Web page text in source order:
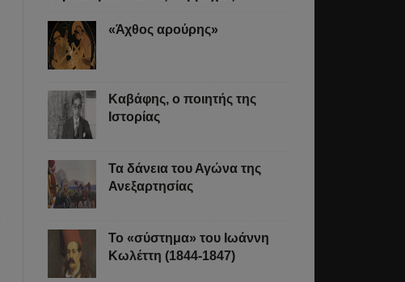
«Άχθος αρούρης»
Καβάφης, ο ποιητής της
Ιστορίας
Τα δάνεια του Αγώνα της
Ανεξαρτησίας
Το «σύστημα» του Ιωάννη
Κωλέττη (1844-1847)